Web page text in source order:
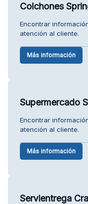
Colchones
Encontrar
atención al cliente.
Más información
Supermercado
Encontrar
atención al cliente.
Más información
Servientrega